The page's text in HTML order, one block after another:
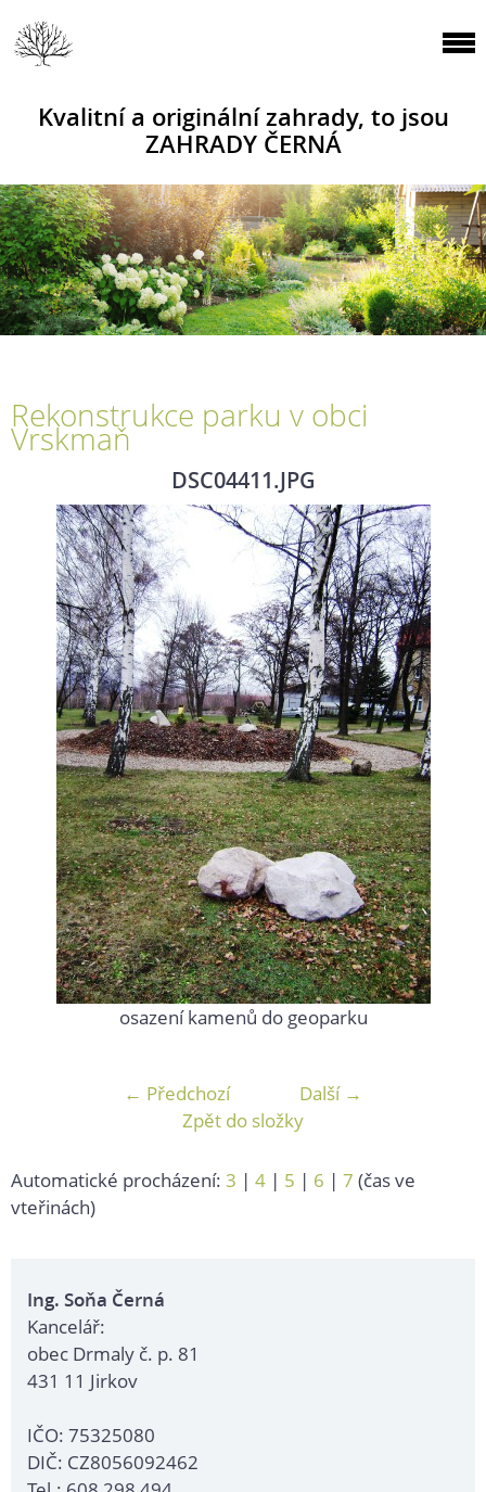
Kvalitní a originální zahrady, to jsou
ZAHRADY ČERNÁ
Rekonstrukce parku v obci
Vrskmaň
DSC04411.JPG
osazení kamenů do geoparku
← Předchozí
Další →
Zpět do složky
Automatické procházení: 3 | 4 | 5 | 6 | 7 (čas ve
vteřinách)
Ing. Soňa Černá
Kancelář:
obec Drmaly č. p. 81
431 11 Jirkov
IČO: 75325080
DIČ: CZ8056092462